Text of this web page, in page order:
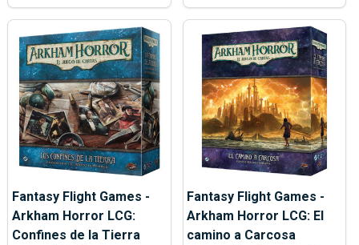
Fantasy Flight Games -
Arkham Horror LCG:
Confines de la Tierra
Fantasy Flight Games -
Arkham Horror LCG: El
camino a Carcosa